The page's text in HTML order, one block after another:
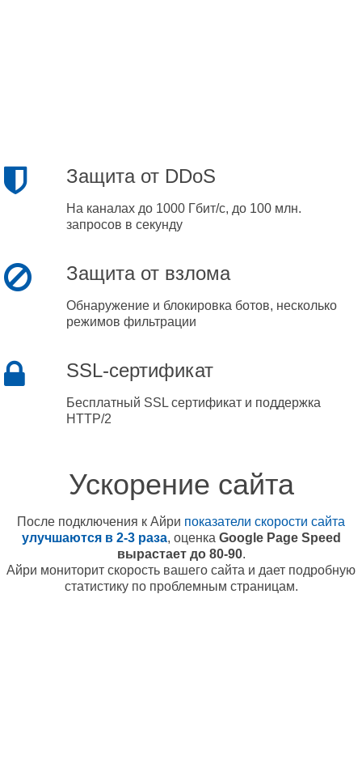
Защита от DDoS
На каналах до 1000 Гбит/с, до 100 млн.
запросов в секунду
Защита от взлома
Обнаружение и блокировка ботов, несколько
режимов фильтрации
SSL-сертификат
Бесплатный SSL сертификат и поддержка
HTTP/2
Ускорение сайта
После подключения к Айри показатели скорости сайта
улучшаются в 2-3 раза, оценка Google Page Speed
вырастает до 80-90.
Айри мониторит скорость вашего сайта и дает подробную
статистику по проблемным страницам.